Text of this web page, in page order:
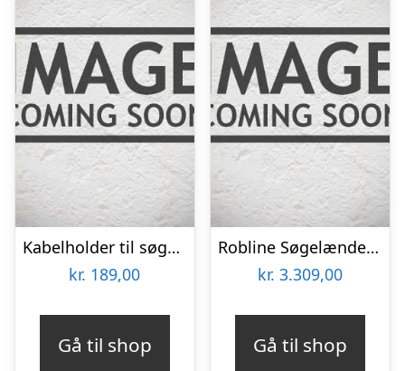
Kabelholder til søgelænder, pose med 6stk – 1253077
kr. 189,00
Gå til shop
Robline Søgelænder line 7mm Hvid 100m – 1375090
kr. 3.309,00
Gå til shop